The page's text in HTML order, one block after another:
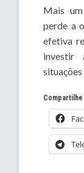
Mais
perde a
efetiva
investir
situações